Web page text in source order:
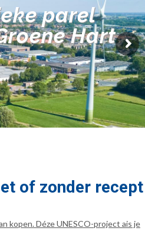
parel
Hart
of zonder recept
kopen. Déze UNESCO-project ais je